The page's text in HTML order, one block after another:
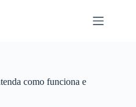
como funciona e